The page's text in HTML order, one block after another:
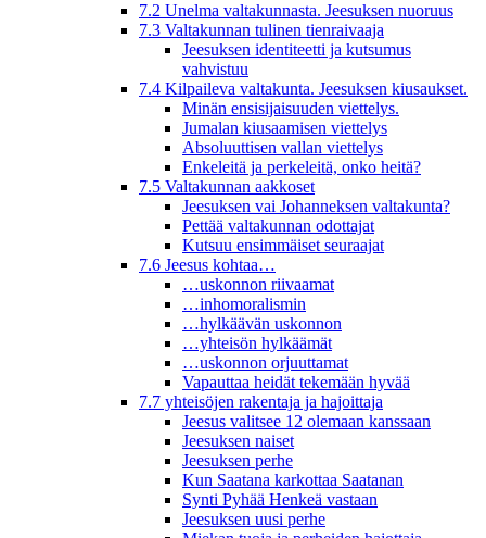
7.2 Unelma valtakunnasta. Jeesuksen nuoruus
7.3 Valtakunnan tulinen tienraivaaja
Jeesuksen identiteetti ja kutsumus
vahvistuu
7.4 Kilpaileva valtakunta. Jeesuksen kiusaukset.
Minän ensisijaisuuden viettelys.
Jumalan kiusaamisen viettelys
Absoluuttisen vallan viettelys
Enkeleitä ja perkeleitä, onko heitä?
7.5 Valtakunnan aakkoset
Jeesuksen vai Johanneksen valtakunta?
Pettää valtakunnan odottajat
Kutsuu ensimmäiset seuraajat
7.6 Jeesus kohtaa…
…uskonnon riivaamat
…inhomoralismin
…hylkäävän uskonnon
…yhteisön hylkäämät
…uskonnon orjuuttamat
Vapauttaa heidät tekemään hyvää
7.7 yhteisöjen rakentaja ja hajoittaja
Jeesus valitsee 12 olemaan kanssaan
Jeesuksen naiset
Jeesuksen perhe
Kun Saatana karkottaa Saatanan
Synti Pyhää Henkeä vastaan
Jeesuksen uusi perhe